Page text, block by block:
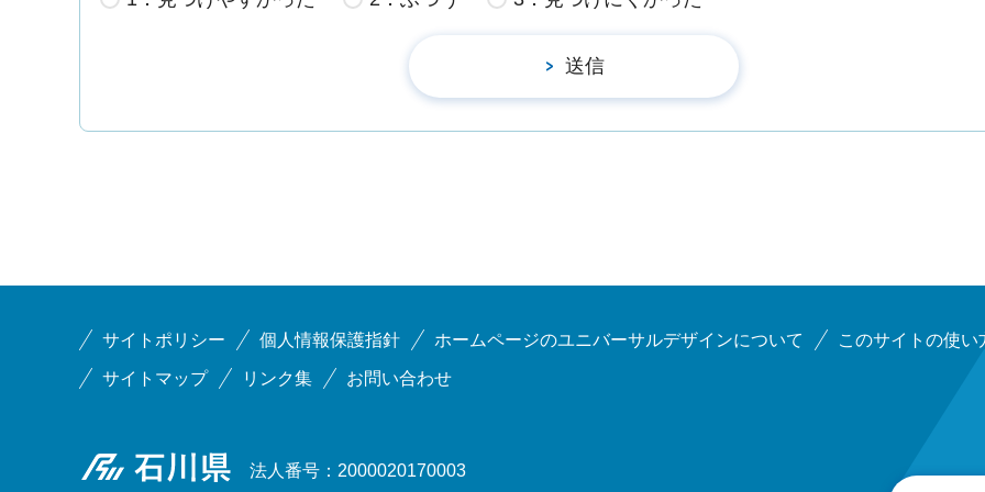
サイトポリシー 個人情報保護指針 ホームページのユニバーサルデザインについて このサイトの使い
サイトマップ リンク集 お問い合わせ
石川県 法人番号：2000020170003